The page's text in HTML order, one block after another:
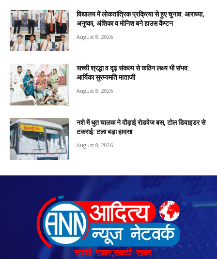
विद्यालय में लोकतांत्रिक प्रक्रिया से हुए चुनाव: आराध्या,
अनुष्का, अंशिका व मोनिश बने हाउस कैप्टन
August 8, 2026
सच्ची श्रद्धा व दृढ़ संकल्प से कठिन लक्ष्य भी संभव:
आर्यिका सुरम्यमति माताजी
August 8, 2026
नशे में धुत चालक ने दौड़ाई रोडवेज बस, टोल डिवाइडर से
टकराई: टला बड़ा हादसा
August 8, 2026